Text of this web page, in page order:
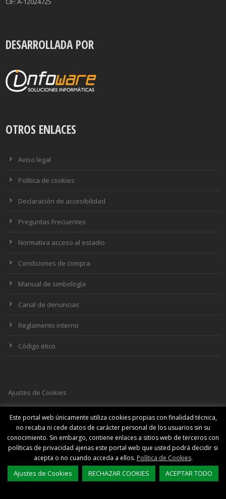
DESARROLLADA POR
OTROS ENLACES
Aviso legal
Política de cookies
Declaración de accesibilidad
Preguntas Frecuentes
Normativa acceso al estadio
Condiciones de compra
Manual de simbología
Canal de denuncias
Reglamento interno
Código ético
Ajustes de Cookies
SOCIAL MEDIA
Este portal web únicamente utiliza cookies propias con finalidad técnica,
no recaba ni cede datos de carácter personal de los usuarios sin su
conocimiento. Sin embargo, contiene enlaces a sitios web de terceros con
políticas de privacidad ajenas este portal web que usted podrá decidir si
acepta o no cuando acceda a ellos. Política de Cookies.
Ajustes de Cookies RECHAZAR COOKIES ACEPTAR TODO